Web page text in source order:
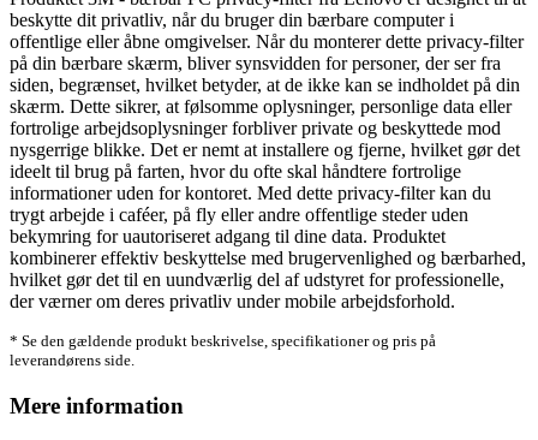
beskytte dit privatliv, når du bruger din bærbare computer i
offentlige eller åbne omgivelser. Når du monterer dette privacy-filter
på din bærbare skærm, bliver synsvidden for personer, der ser fra
siden, begrænset, hvilket betyder, at de ikke kan se indholdet på din
skærm. Dette sikrer, at følsomme oplysninger, personlige data eller
fortrolige arbejdsoplysninger forbliver private og beskyttede mod
nysgerrige blikke. Det er nemt at installere og fjerne, hvilket gør det
ideelt til brug på farten, hvor du ofte skal håndtere fortrolige
informationer uden for kontoret. Med dette privacy-filter kan du
trygt arbejde i caféer, på fly eller andre offentlige steder uden
bekymring for uautoriseret adgang til dine data. Produktet
kombinerer effektiv beskyttelse med brugervenlighed og bærbarhed,
hvilket gør det til en uundværlig del af udstyret for professionelle,
der værner om deres privatliv under mobile arbejdsforhold.
* Se den gældende produkt beskrivelse, specifikationer og pris på
leverandørens side.
Mere information